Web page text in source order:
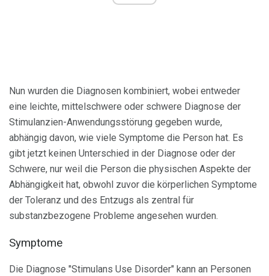
Nun wurden die Diagnosen kombiniert, wobei entweder
eine leichte, mittelschwere oder schwere Diagnose der
Stimulanzien-Anwendungsstörung gegeben wurde,
abhängig davon, wie viele Symptome die Person hat. Es
gibt jetzt keinen Unterschied in der Diagnose oder der
Schwere, nur weil die Person die physischen Aspekte der
Abhängigkeit hat, obwohl zuvor die körperlichen Symptome
der Toleranz und des Entzugs als zentral für
substanzbezogene Probleme angesehen wurden.
Symptome
Die Diagnose "Stimulans Use Disorder" kann an Personen